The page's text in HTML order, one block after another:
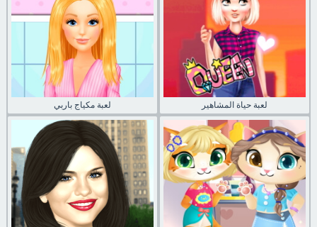
لعبة مكياج باربي لعبة حياة المشاهير